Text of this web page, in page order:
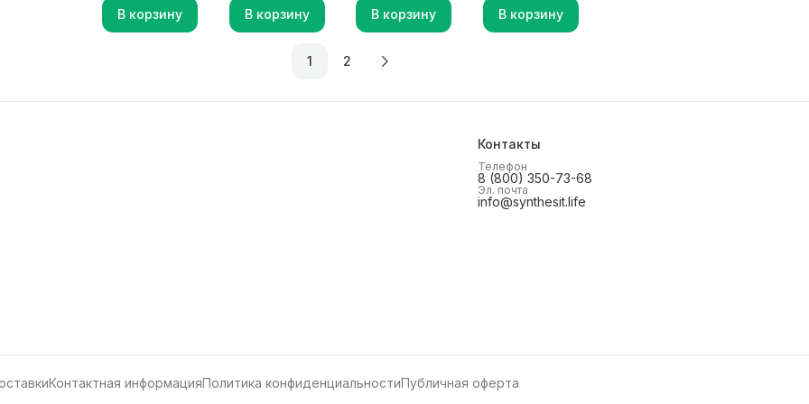
В корзину В корзину В корзину В корзину
1 2
Контакты
Телефон
8 (800) 350-73-68
Эл. почта
info@synthesit.life
Контактная информацияПолитика конфиденциальностиПубличная оферта